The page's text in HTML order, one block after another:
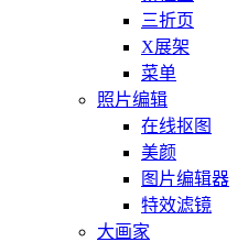
三折页
X展架
菜单
照片编辑
在线抠图
美颜
图片编辑器
特效滤镜
大画家